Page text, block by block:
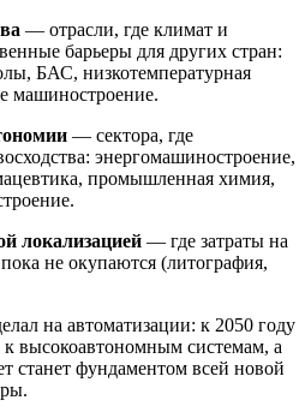
— отрасли, где климат и
барьеры для других стран:
БАС, низкотемпературная
машиностроение.
— сектора, где
энергомашиностроение,
промышленная химия,
локализацией — где затраты на
не окупаются (литография,
на автоматизации: к 2050 году
высокоавтономным системам, а
станет фундаментом всей новой